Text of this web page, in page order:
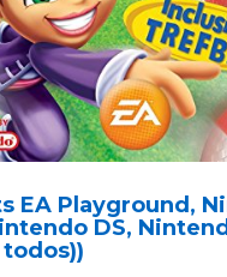
EA Playground,
DS,
todos))